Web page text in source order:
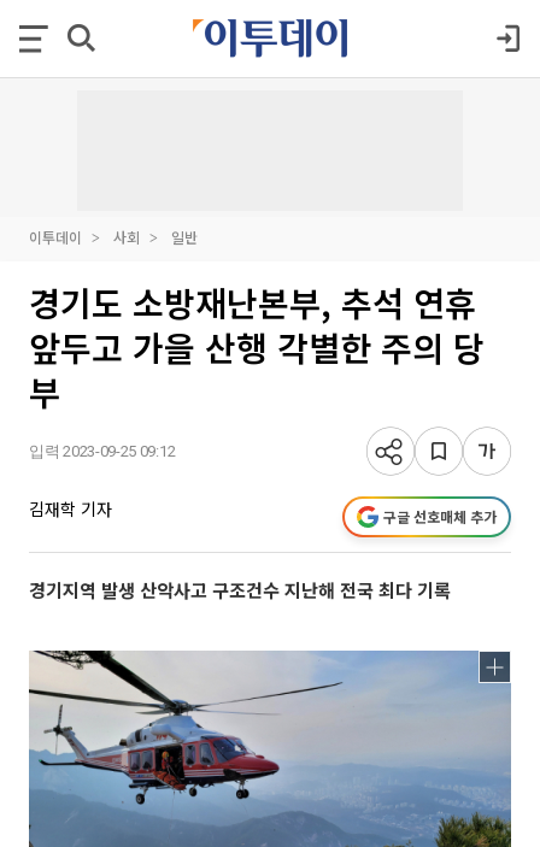
이투데이 사회 일반
경기도 소방재난본부, 추석 연휴
앞두고 가을 산행 각별한 주의 당
부
입력 2023-09-25 09:12
김재학 기자 구글 선호매체 추가
경기지역 발생 산악사고 구조건수 지난해 전국 최다 기록